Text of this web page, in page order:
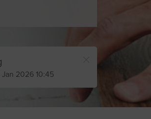
Jan 2026 10:45